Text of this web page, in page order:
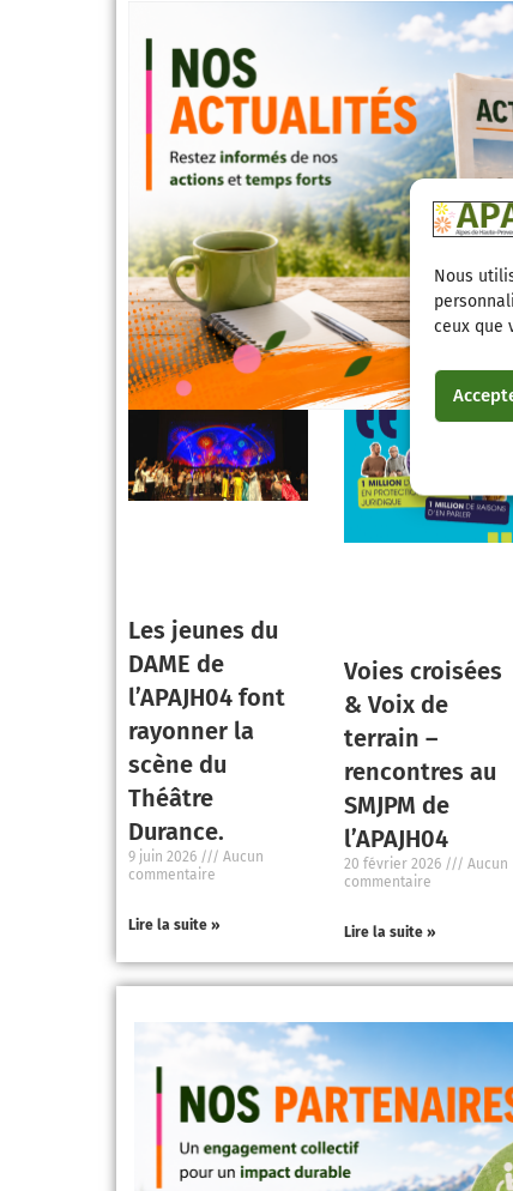
Nous
ceux que
Les jeunes du
DAME de
l’APAJH04 font
rayonner la
scène du
Théâtre
Durance.
9 juin 2026
Aucun
commentaire
Lire la suite »
Voies croisées
& Voix de
terrain –
rencontres au
SMJPM de
l’APAJH04
20 février 2026
Aucun
commentaire
Lire la suite »